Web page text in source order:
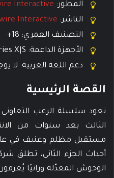
المطور: Interactive
الناشر: Interactive
التصنيف العمري: 18+
الأجهزة الداعمة: Xbox Series X|S و PlayStation 5 و PC
دعم اللغة العربية: لا
القصة الرئيسية
الثالث بعد سنوات من